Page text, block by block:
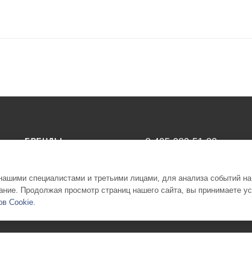
БРЕНДЫ 8-495-989-51-83
г. Москва ул.
специалистами и третьими лицами, для анализа событий
Продолжая просмотр страниц нашего сайта, вы принимаете
Cookie.